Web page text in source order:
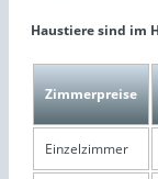
Haustiere sind im
Zimmerpreise
Einzelzimmer